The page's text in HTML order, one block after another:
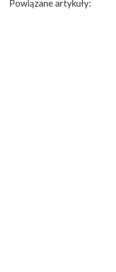
Powiązane artykuły: